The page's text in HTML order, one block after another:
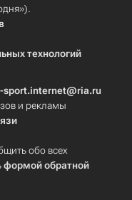
технологий
sport.internet@ria.ru
и рекламы
обо всех
формой обратной